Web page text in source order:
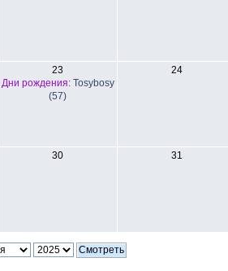
23
Дни рождения: Tosybosy
(57)
24
30 31